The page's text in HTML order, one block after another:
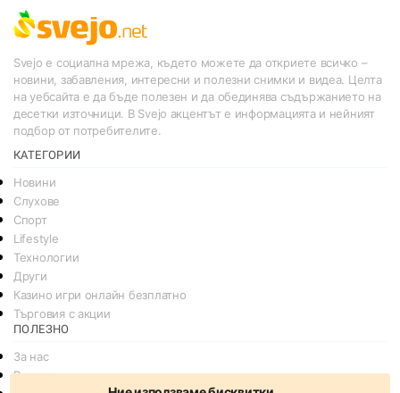
Svejo е социална мрежа, където можете да откриете всичко –
новини, забавления, интересни и полезни снимки и видеа. Целта
на уебсайта е да бъде полезен и да обединява съдържанието на
десетки източници. В Svejo акцентът е информацията и нейният
подбор от потребителите.
КАТЕГОРИИ
Новини
Слухове
Спорт
Lifestyle
Технологии
Други
Казино игри онлайн безплатно
Търговия с акции
ПОЛЕЗНО
За нас
Реклама